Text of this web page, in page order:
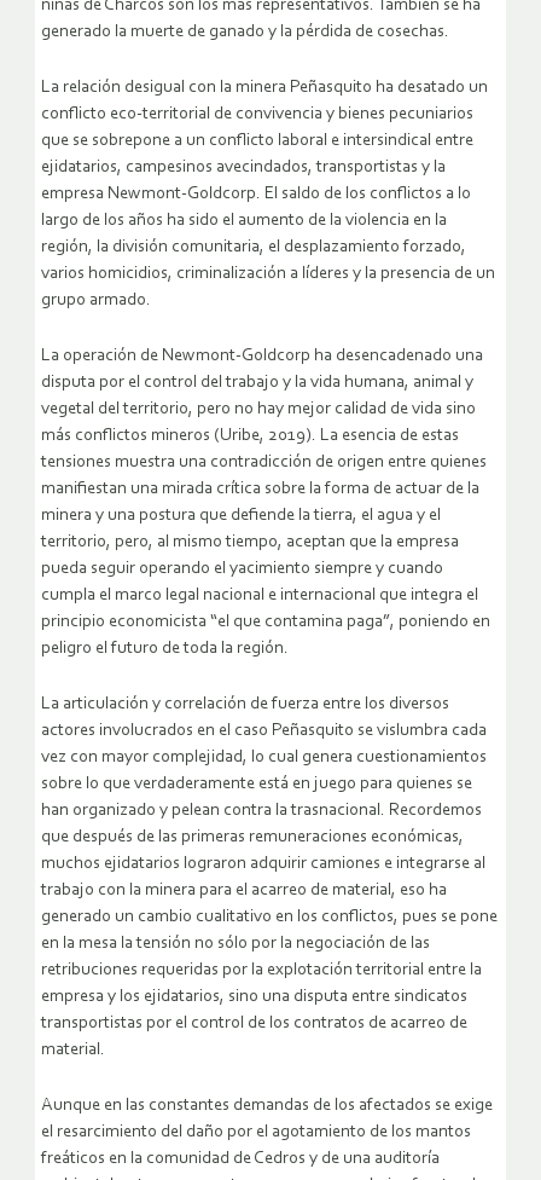
niñas de Charcos son los más representativos. También se ha
generado la muerte de ganado y la pérdida de cosechas.
La relación desigual con la minera Peñasquito ha desatado un
conflicto eco-territorial de convivencia y bienes pecuniarios
que se sobrepone a un conflicto laboral e intersindical entre
ejidatarios, campesinos avecindados, transportistas y la
empresa Newmont-Goldcorp. El saldo de los conflictos a lo
largo de los años ha sido el aumento de la violencia en la
región, la división comunitaria, el desplazamiento forzado,
varios homicidios, criminalización a líderes y la presencia de un
grupo armado.
La operación de Newmont-Goldcorp ha desencadenado una
disputa por el control del trabajo y la vida humana, animal y
vegetal del territorio, pero no hay mejor calidad de vida sino
más conflictos mineros (Uribe, 2019). La esencia de estas
tensiones muestra una contradicción de origen entre quienes
manifiestan una mirada crítica sobre la forma de actuar de la
minera y una postura que defiende la tierra, el agua y el
territorio, pero, al mismo tiempo, aceptan que la empresa
pueda seguir operando el yacimiento siempre y cuando
cumpla el marco legal nacional e internacional que integra el
principio economicista “el que contamina paga”, poniendo en
peligro el futuro de toda la región.
La articulación y correlación de fuerza entre los diversos
actores involucrados en el caso Peñasquito se vislumbra cada
vez con mayor complejidad, lo cual genera cuestionamientos
sobre lo que verdaderamente está en juego para quienes se
han organizado y pelean contra la trasnacional. Recordemos
que después de las primeras remuneraciones económicas,
muchos ejidatarios lograron adquirir camiones e integrarse al
trabajo con la minera para el acarreo de material, eso ha
generado un cambio cualitativo en los conflictos, pues se pone
en la mesa la tensión no sólo por la negociación de las
retribuciones requeridas por la explotación territorial entre la
empresa y los ejidatarios, sino una disputa entre sindicatos
transportistas por el control de los contratos de acarreo de
material.
Aunque en las constantes demandas de los afectados se exige
el resarcimiento del daño por el agotamiento de los mantos
freáticos en la comunidad de Cedros y de una auditoría